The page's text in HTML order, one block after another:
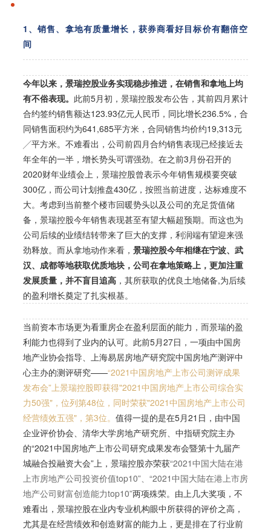
1、销售、拿地有质量增长， 获券商看好目标价有翻倍空
间
今年以来，景瑞控股业务实现稳步推进，在销售和拿地上均
有不俗表现。 此前5月初，景瑞控股发布公告，其前四月累计
合约签约销售额达123.93亿元人民币，同比增长236.5%，合
同销售面积约为641,685平方米，合同销售均价约19,313元
╱平方米。不难看出，公司前四月合约销售表现已经接近去
年全年的一半，增长势头可谓强劲。 在之前3月份召开的
2020财年业绩会上，景瑞控股曾表示今年销售规模要突破
300亿，而公司计划推盘430亿，按照当前进度，达标难度不
大。考虑到当前整个楼市回暖势头以及公司的充足货值储
备，景瑞控股今年销售表现甚至有望大幅超预期。而这也为
公司后续的业绩结转带来了巨大的支撑，利润端有望迎来强
劲释放。 而从拿地动作来看， 景瑞控股今年相继在宁波、武
汉、成都等地获取优质地块，公司在拿地策略上，更加注重
发展质量，并不盲目追高，其所获取的优良土地储备,为后续
的盈利增长奠定了扎实根基。
当前资本市场更为看重房企在盈利层面的能力，而景瑞的盈
利能力也得到了业内的认可。此前5月27日，一项由中国房
地产业协会指导、上海易居房地产研究院中国房地产测评中
心主办的测评研究——“2021中国房地产上市公司测评成果
发布会”上景瑞控股即获得"2021中国房地产上市公司综合实
力50强"，位列第48位，同时荣获"2021中国房地产上市公司
经营绩效五强"，第3位。 值得一提的是在5月21日，由中国
企业评价协会、清华大学房地产研究所、中指研究院主办
的“2021中国房地产上市公司研究成果发布会暨第十九届产
城融合投融资大会”上，景瑞控股亦荣获“2021中国大陆在港
上市房地产公司投资价值top10”、“2021中国大陆在港上市房
地产公司财富创造能力top10”两项殊荣。 由上几大奖项，不
难看出，景瑞控股在业内专业机构眼中所获得的评价之高，
尤其是在经营绩效和创造财富的能力上，更是排在了行业前